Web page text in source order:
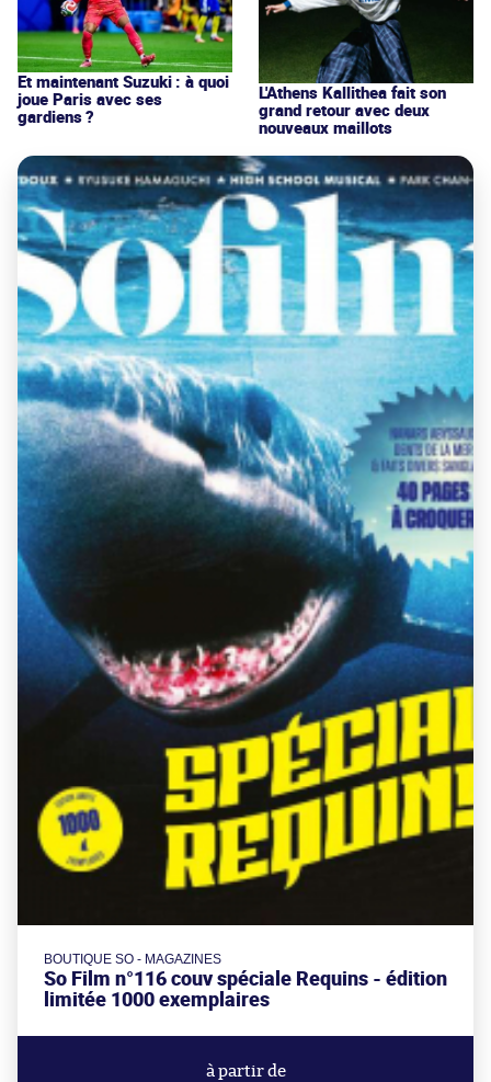
Et maintenant Suzuki : à quoi
joue Paris avec ses
gardiens ?
L'Athens Kallithea fait son
grand retour avec deux
nouveaux maillots
BOUTIQUE SO - MAGAZINES
So Film n°116 couv spéciale Requins - édition
limitée 1000 exemplaires
à partir de